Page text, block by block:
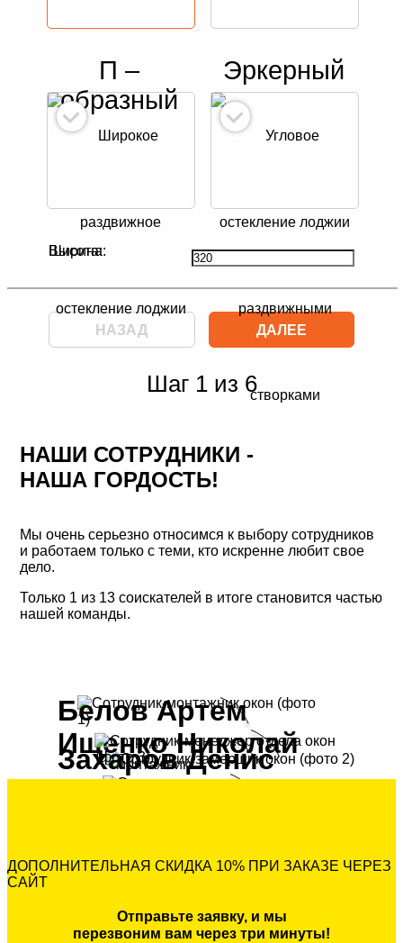
П –
образный
Эркерный
НАЗАД ДАЛЕЕ
Шаг 1 из 6
НАШИ СОТРУДНИКИ -
НАША ГОРДОСТЬ!
Мы очень серьезно относимся к выбору сотрудников
и работаем только с теми, кто искренне любит свое
дело.
Только 1 из 13 соискателей в итоге становится частью
нашей команды.
Белов Артем
монтажник
Ищенко Николай
Захаров Денис
ДОПОЛНИТЕЛЬНАЯ СКИДКА 10% ПРИ ЗАКАЗЕ ЧЕРЕЗ
САЙТ
Отправьте заявку, и мы
перезвоним вам через три минуты!